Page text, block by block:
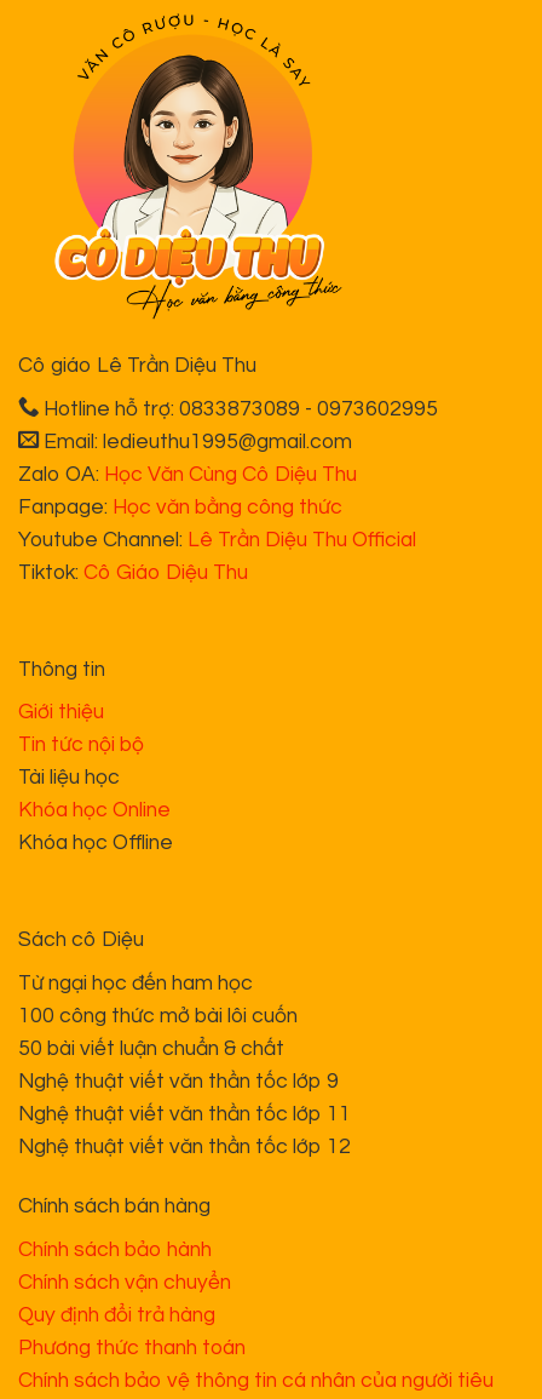
Cô giáo Lê Trần Diệu Thu
Hotline hỗ trợ: 0833873089 - 0973602995
Email: ledieuthu1995@gmail.com
Zalo OA: Học Văn Cùng Cô Diệu Thu
Fanpage: Học văn bằng công thức
Youtube Channel: Lê Trần Diệu Thu Official
Tiktok: Cô Giáo Diệu Thu
Thông tin
Giới thiệu
Tin tức nội bộ
Tài liệu học
Khóa học Online
Khóa học Offline
Sách cô Diệu
Từ ngại học đến ham học
100 công thức mở bài lôi cuốn
50 bài viết luận chuẩn & chất
Nghệ thuật viết văn thần tốc lớp 9
Nghệ thuật viết văn thần tốc lớp 11
Nghệ thuật viết văn thần tốc lớp 12
Chính sách bán hàng
Chính sách bảo hành
Chính sách vận chuyển
Quy định đổi trả hàng
Phương thức thanh toán
Chính sách bảo vệ thông tin cá nhân của người tiêu